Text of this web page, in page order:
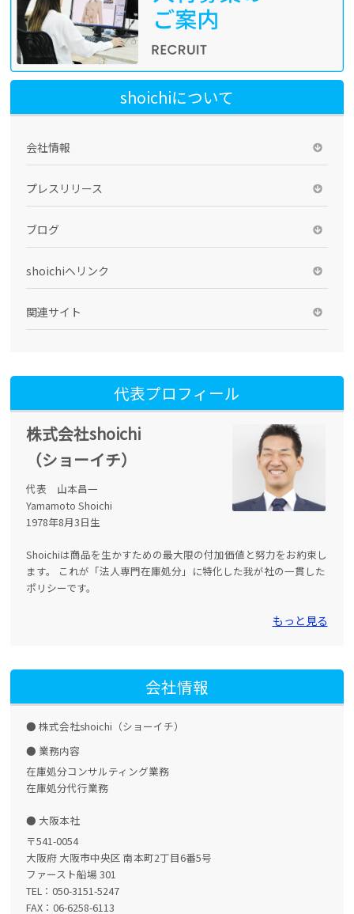
shoichiについて
会社情報
プレスリリース
ブログ
shoichiへリンク
関連サイト
代表プロフィール
株式会社shoichi
（ショーイチ）
代表 山本昌一
Yamamoto Shoichi
1978年8月3日生
Shoichiは商品を生かすための最大限の付加価値と努力をお約束し
ます。 これが「法人専門在庫処分」に特化した我が社の一貫した
ポリシーです。
もっと見る
会社情報
株式会社shoichi（ショーイチ）
業務内容
在庫処分コンサルティング業務
在庫処分代行業務
大阪本社
〒541-0054
大阪府 大阪市中央区 南本町2丁目6番5号
ファースト船場 301
TEL：050-3151-5247
FAX：06-6258-6113